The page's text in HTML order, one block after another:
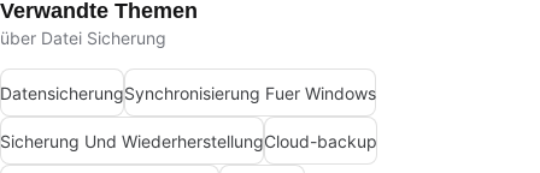
Verwandte Themen
über Datei Sicherung
DatensicherungSynchronisierung Fuer Windows
Sicherung Und WiederherstellungCloud-backup